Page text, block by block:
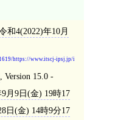
和4(2022)年10月
https://www.itscj-ipsj.jp/i
, Version 15.0 -
月9日(金) 19時17
日(金) 14時9分17